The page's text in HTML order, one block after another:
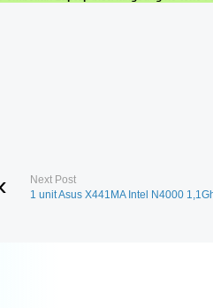
Next Post
1 unit Asus X441MA Intel N4000